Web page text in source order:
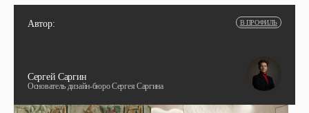
Сергей Саргин
Основатель дизайн-бюро Сергея Саргина
В ПРОФИЛЬ
Автор: